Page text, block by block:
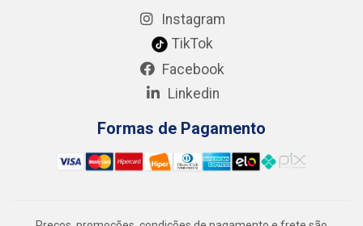
Instagram
TikTok
Facebook
Linkedin
Formas de Pagamento